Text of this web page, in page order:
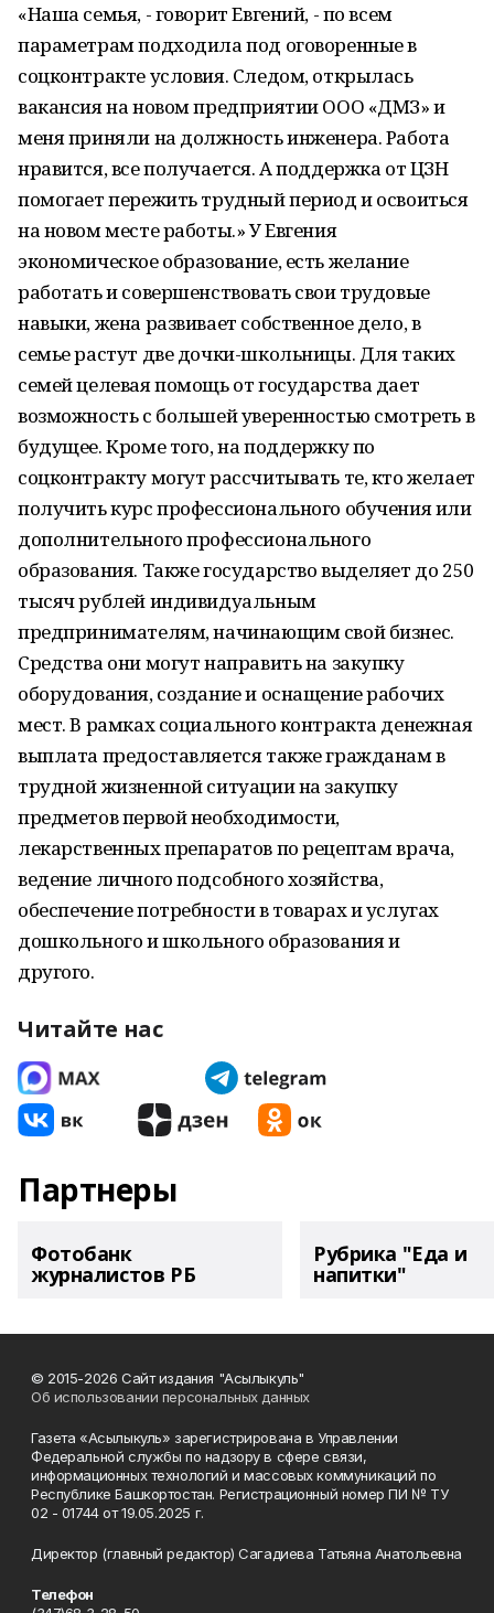
«Наша семья, - говорит Евгений, - по всем
параметрам подходила под оговоренные в
соцконтракте условия. Следом, открылась
вакансия на новом предприятии ООО «ДМЗ» и
меня приняли на должность инженера. Работа
нравится, все получается. А поддержка от ЦЗН
помогает пережить трудный период и освоиться
на новом месте работы.» У Евгения
экономическое образование, есть желание
работать и совершенствовать свои трудовые
навыки, жена развивает собственное дело, в
семье растут две дочки-школьницы. Для таких
семей целевая помощь от государства дает
возможность с большей уверенностью смотреть в
будущее. Кроме того, на поддержку по
соцконтракту могут рассчитывать те, кто желает
получить курс профессионального обучения или
дополнительного профессионального
образования. Также государство выделяет до 250
тысяч рублей индивидуальным
предпринимателям, начинающим свой бизнес.
Средства они могут направить на закупку
оборудования, создание и оснащение рабочих
мест. В рамках социального контракта денежная
выплата предоставляется также гражданам в
трудной жизненной ситуации на закупку
предметов первой необходимости,
лекарственных препаратов по рецептам врача,
ведение личного подсобного хозяйства,
обеспечение потребности в товарах и услугах
дошкольного и школьного образования и
другого.
Читайте нас
Партнеры
Фотобанк
журналистов РБ
Рубрика "Еда и
напитки"
© 2015-2026 Сайт издания "Асылыкуль"
Об использовании персональных данных
Газета «Асылыкуль» зарегистрирована в Управлении
Федеральной службы по надзору в сфере связи,
информационных технологий и массовых коммуникаций по
Республике Башкортостан. Регистрационный номер ПИ № ТУ
02 - 01744 от 19.05.2025 г.
Директор (главный редактор) Сагадиева Татьяна Анатольевна
Телефон